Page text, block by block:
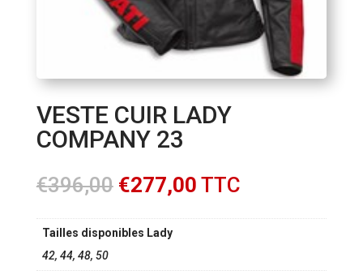
VESTE CUIR LADY
COMPANY 23
€396,00 Le
initial
était :
€277,00Le
actuel
TTC
Tailles disponibles Lady
42, 44, 48, 50